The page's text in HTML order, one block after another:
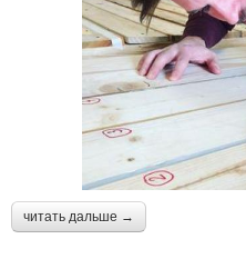
читать дальше →